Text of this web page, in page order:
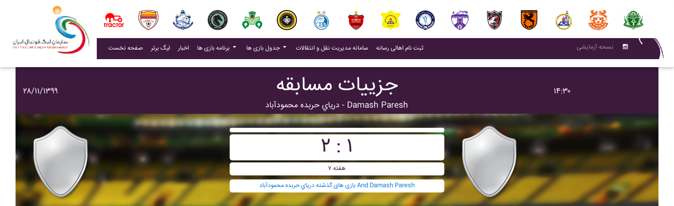
صفحه نخست لیگ برتر اخبار(current) برنامه بازی ها جدول بازی ها سامانه مدیریت نقل و انتقالات (current)
ثبت نام اهالی رسانه(current) نسحه آزمایشی
۲۸/۱۱/۱۳۹۹ جزییات مسابقه
درياي حربده محمودآباد - Damash Paresh
۱۴:۳۰
۲ : ۱
هفته ۷
بازی های گذشته درياي حربده محمودآباد And Damash Paresh